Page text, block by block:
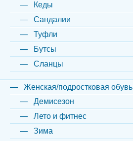
Кеды
Сандалии
Туфли
Бутсы
Сланцы
Женская/подростковая обувь
Демисезон
Лето и фитнес
Зима